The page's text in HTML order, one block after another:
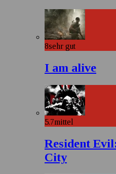
8sehr gut
I am alive
5.7mittel
Resident
City